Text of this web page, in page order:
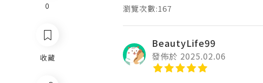
瀏覽次數:167
BeautyLife99
發佈於 2025.02.06
0
收藏